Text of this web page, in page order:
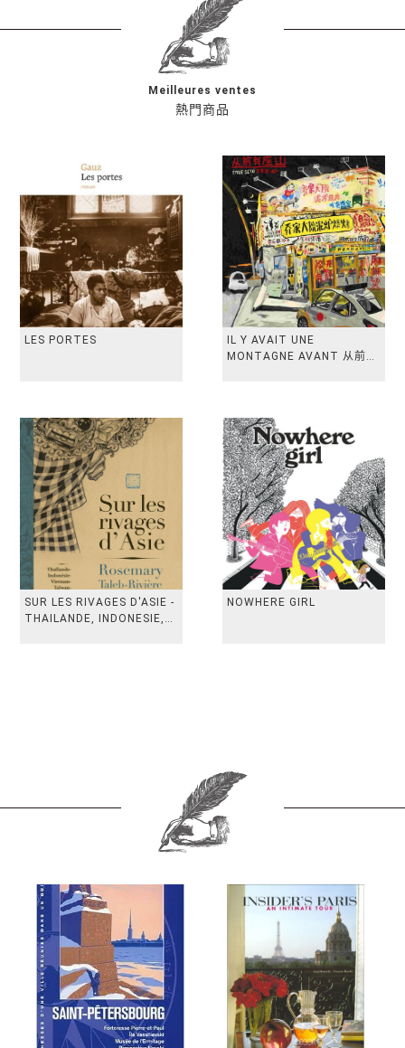
熱門商品
Meilleures ventes
LES PORTES
IL Y AVAIT UNE
MONTAGNE AVANT 从前有
SUR LES RIVAGES D'ASIE -
THAILANDE, INDONESIE,
NOWHERE GIRL